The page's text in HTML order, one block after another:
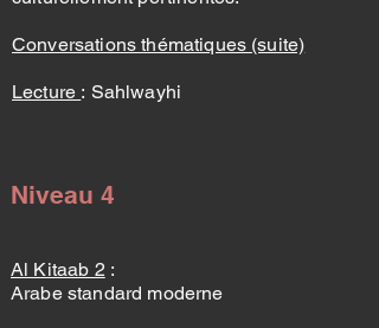
Conversations thématiques (suite)
Lecture : Sahlwayhi
Niveau 4
Al Kitaab 2 :
Arabe standard moderne